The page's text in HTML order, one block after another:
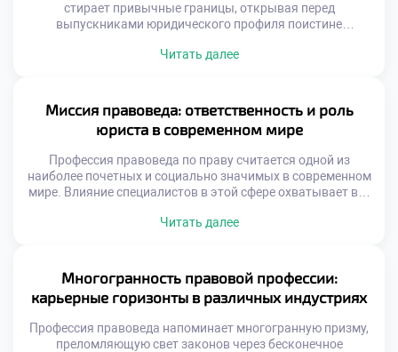
стирает привычные границы, открывая перед
выпускниками юридического профиля поистине
маршрутам приходят неординарные векторы развития,
формирование ценностей будущего общества. Именно
поэтому качественное обучение в московском техникуме
становится тем самым надежным фундаментом, который
Читать далее
Миссия правоведа: ответственность и роль
юриста в современном мире
Профессия правоведа по праву считается одной из
наиболее почетных и социально значимых в современном
мире. Влияние специалистов в этой сфере охватывает все
глобальных государственных процессов. Именно поэтому
закладывает основы будущей ответственности и
профессионального долга. Юристы выступают главными
[…]
Читать далее
Многогранность правовой профессии:
карьерные горизонты в различных индустриях
Профессия правоведа напоминает многогранную призму,
преломляющую свет законов через бесконечное